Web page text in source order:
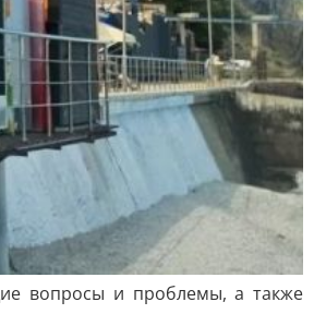
вопросы и проблемы, а также